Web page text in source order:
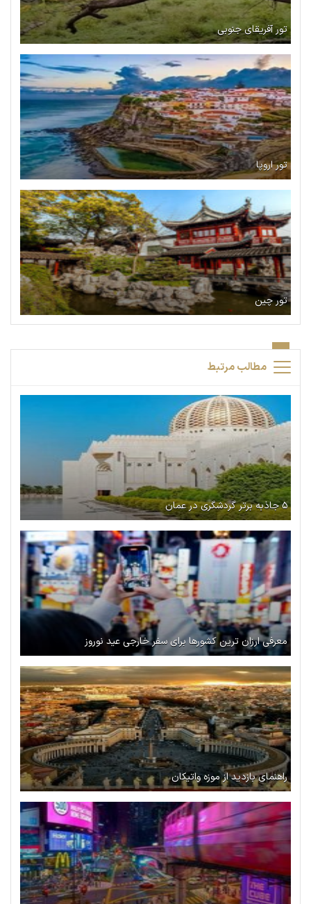
تور آفریقای جنوبی
تور اروپا
تور چین
مطالب مرتبط
۵ جاذبه برتر گردشگری در عمان
معرفی ارزان ترین کشورها برای سفر خارجی عید نوروز
راهنمای بازدید از موزه واتیکان